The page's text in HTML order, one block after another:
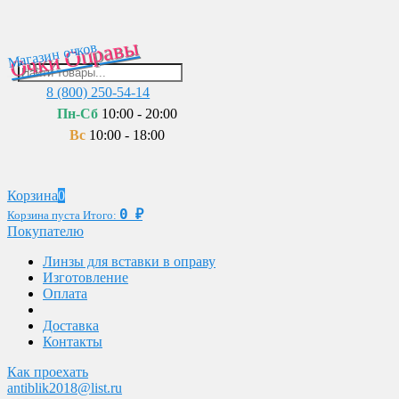
Очки Оправы
Магазин очков
8 (800) 250-54-14
Пн-Сб 10:00 - 20:00
Вс 10:00 - 18:00
Корзина0
Корзина пуста Итого: 0 ₽
Покупателю
Линзы для вставки в оправу
Изготовление
Оплата
Доставка
Контакты
Как проехать
antiblik2018@list.ru